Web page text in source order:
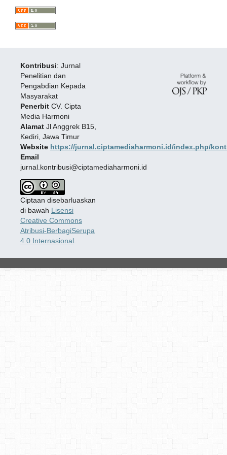
Kontribusi: Jurnal
Penelitian dan
Pengabdian Kepada
Masyarakat
PenerbitCV. Cipta
Media Harmoni
AlamatJl Anggrek B15,
Kediri, Jawa Timur
Website https://jurnal.ciptamediaharmoni.id/index.php/
Email
jurnal.kontribusi@ciptamediaharmoni.id
Ciptaan disebarluaskan
di bawah Lisensi
Creative Commons
Atribusi-BerbagiSerupa
4.0 Internasional.